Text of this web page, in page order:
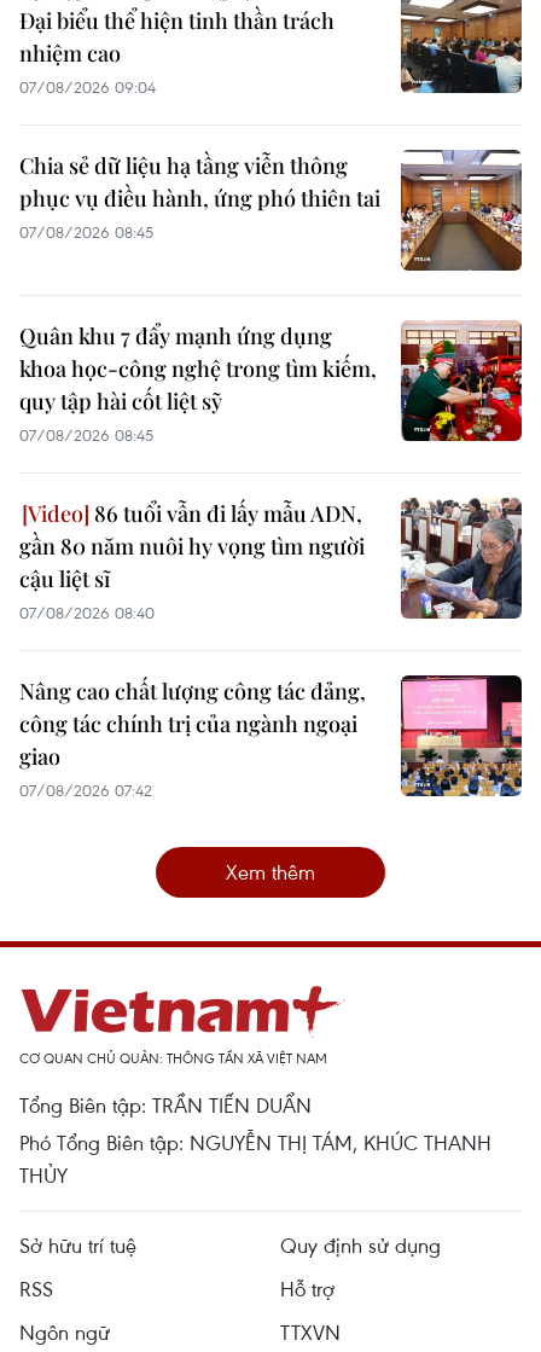
Đại biểu thể hiện tinh thần trách
nhiệm cao
07/08/2026 09:04
Chia sẻ dữ liệu hạ tầng viễn thông
phục vụ điều hành, ứng phó thiên tai
07/08/2026 08:45
Quân khu 7 đẩy mạnh ứng dụng
khoa học-công nghệ trong tìm kiếm,
quy tập hài cốt liệt sỹ
07/08/2026 08:45
86 tuổi vẫn đi lấy mẫu ADN,
gần 80 năm nuôi hy vọng tìm người
cậu liệt sĩ
07/08/2026 08:40
Nâng cao chất lượng công tác đảng,
công tác chính trị của ngành ngoại
giao
07/08/2026 07:42
Xem thêm
CƠ QUAN CHỦ QUẢN: THÔNG TẤN XÃ VIỆT NAM
Tổng Biên tập: TRẦN TIẾN DUẨN
Phó Tổng Biên tập: NGUYỄN THỊ TÁM, KHÚC THANH
THỦY
Sở hữu trí tuệ
Quy định sử dụng
RSS
Hỗ trợ
Ngôn ngữ
TTXVN